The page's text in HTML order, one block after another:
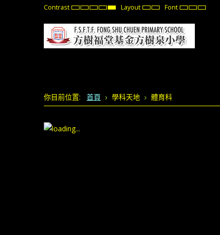
Contrast Default
NightHigh
Black
White
mode
High
Black
Yellow
mode
High
Yellow
Black
mode
Layout FixedWideFont Set
Font
Set
Font
Set
你目前位置: 首頁 學科天地 體育科